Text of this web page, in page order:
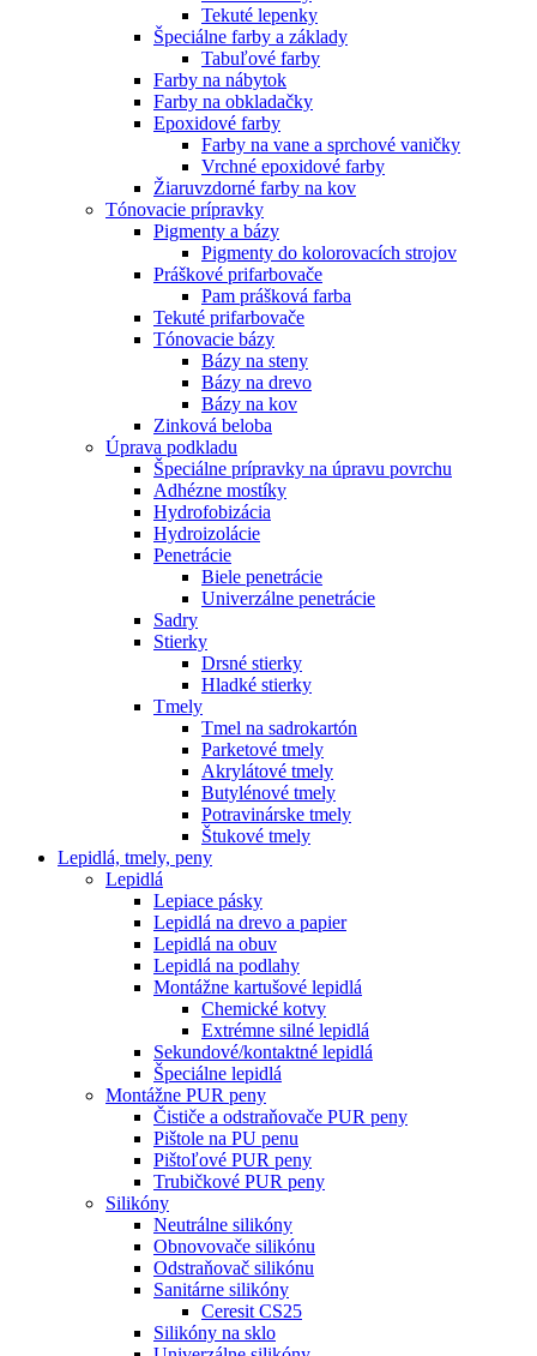
Tekuté lepenky
Špeciálne farby a základy
Tabuľové farby
Farby na nábytok
Farby na obkladačky
Epoxidové farby
Farby na vane a sprchové vaničky
Vrchné epoxidové farby
Žiaruvzdorné farby na kov
Tónovacie prípravky
Pigmenty a bázy
Pigmenty do kolorovacích strojov
Práškové prifarbovače
Pam prášková farba
Tekuté prifarbovače
Tónovacie bázy
Bázy na steny
Bázy na drevo
Bázy na kov
Zinková beloba
Úprava podkladu
Špeciálne prípravky na úpravu povrchu
Adhézne mostíky
Hydrofobizácia
Hydroizolácie
Penetrácie
Biele penetrácie
Univerzálne penetrácie
Sadry
Stierky
Drsné stierky
Hladké stierky
Tmely
Tmel na sadrokartón
Parketové tmely
Akrylátové tmely
Butylénové tmely
Potravinárske tmely
Štukové tmely
Lepidlá, tmely, peny
Lepidlá
Lepiace pásky
Lepidlá na drevo a papier
Lepidlá na obuv
Lepidlá na podlahy
Montážne kartušové lepidlá
Chemické kotvy
Extrémne silné lepidlá
Sekundové/kontaktné lepidlá
Špeciálne lepidlá
Montážne PUR peny
Čističe a odstraňovače PUR peny
Pištole na PU penu
Pištoľové PUR peny
Trubičkové PUR peny
Silikóny
Neutrálne silikóny
Obnovovače silikónu
Odstraňovač silikónu
Sanitárne silikóny
Ceresit CS25
Silikóny na sklo